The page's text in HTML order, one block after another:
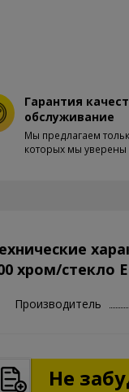
Гарантия
обслуживание
Мы предлагаем
которых мы уверены
хром/стекло
Производитель
Не